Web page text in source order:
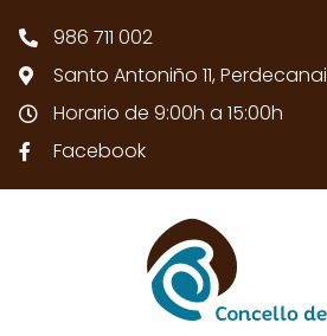
986 711 002
Santo Antoniño 11, Perdecanai
Horario de 9:00h a 15:00h
Facebook